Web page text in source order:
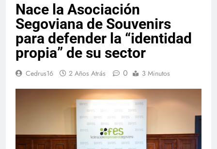
Nace la Asociación
Segoviana de Souvenirs
para defender la “identidad
propia” de su sector
Cedrus16 2 Años Atrás 0 3 Minutos